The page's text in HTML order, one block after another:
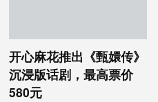
开心麻花推出《甄嬛传》
沉浸版话剧，最高票价
580元